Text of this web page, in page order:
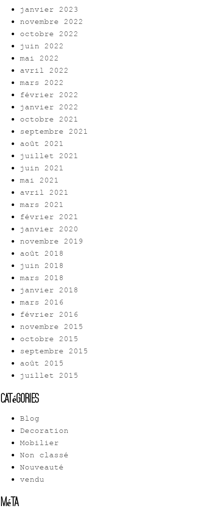
janvier 2023
novembre 2022
octobre 2022
juin 2022
mai 2022
avril 2022
mars 2022
février 2022
janvier 2022
octobre 2021
septembre 2021
août 2021
juillet 2021
juin 2021
mai 2021
avril 2021
mars 2021
février 2021
janvier 2020
novembre 2019
août 2018
juin 2018
mars 2018
janvier 2018
mars 2016
février 2016
novembre 2015
octobre 2015
septembre 2015
août 2015
juillet 2015
Catégories
Blog
Decoration
Mobilier
Non classé
Nouveauté
vendu
Méta